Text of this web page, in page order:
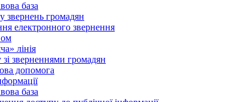
база
звернень громадян
електронного звернення
лінія
зі зверненнями громадян
допомога
база